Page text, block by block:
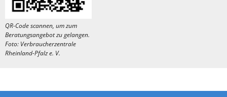
QR-Code scannen, um zum
Beratungsangebot zu gelangen.
Foto: Verbraucherzentrale
Rheinland-Pfalz e. V.